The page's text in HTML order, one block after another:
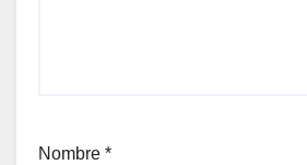
Nombre *